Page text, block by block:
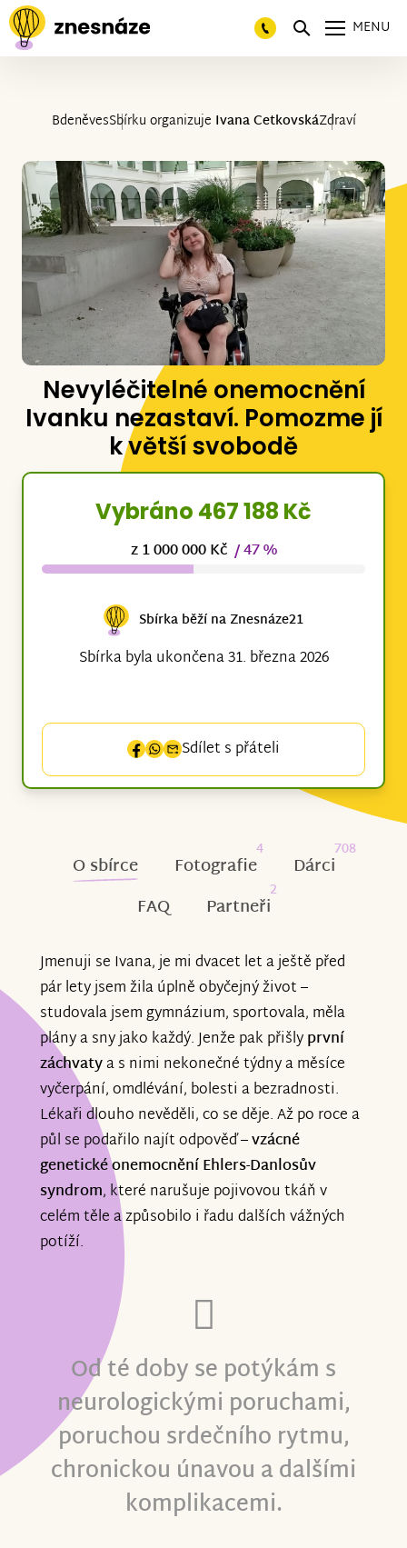
MENU
BdeněvesSbírku organizuje Ivana CetkovskáZdraví
Nevyléčitelné onemocnění
Ivanku nezastaví. Pomozme jí
k větší svobodě
Vybráno 467 188 Kč
z 1 000 000 Kč / 47 %
Sbírka běží na Znesnáze21
Sbírka byla ukončena 31. března 2026
Sdílet s přáteli
O sbírce Fotografie
4
Dárci
708
FAQ Partneři
2
Jmenuji se Ivana, je mi dvacet let a ještě před
pár lety jsem žila úplně obyčejný život –
studovala jsem gymnázium, sportovala, měla
plány a sny jako každý. Jenže pak přišlyprvní
záchvatya s nimi nekonečné týdny a měsíce
vyčerpání, omdlévání, bolesti a bezradnosti.
Lékaři dlouho nevěděli, co se děje. Až po roce a
půl se podařilo najít odpověď –vzácné
genetické onemocnění Ehlers-Danlosův
syndrom, které narušuje pojivovou tkáň v
celém těle a způsobilo i řadu dalších vážných
potíží.
Od té doby se potýkám s
neurologickými poruchami,
poruchou srdečního rytmu,
chronickou únavou a dalšími
komplikacemi.